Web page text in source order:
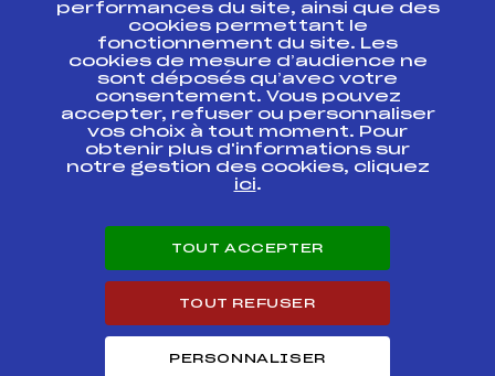
Pass’Neige
Projet sportif fédéral
Projet de performance fédéral
Antidopage
Pôle Développement, Formation, Suivi
Scientifique
Listes ministérielles
Pôle vie de l’athlète
Enseignement professionnel
Carrières
performances du site, ainsi que des
cookies permettant le
fonctionnement du site. Les
cookies de mesure d’audience ne
sont déposés qu’avec votre
consentement. Vous pouvez
accepter, refuser ou personnaliser
vos choix à tout moment. Pour
obtenir plus d'informations sur
notre gestion des cookies, cliquez
ici.
TOUT ACCEPTER
TOUT REFUSER
PERSONNALISER